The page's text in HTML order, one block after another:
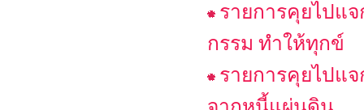
รายการคุยไปแ
กรรม ทำให้ทุกข์
รายการคุยไปแ